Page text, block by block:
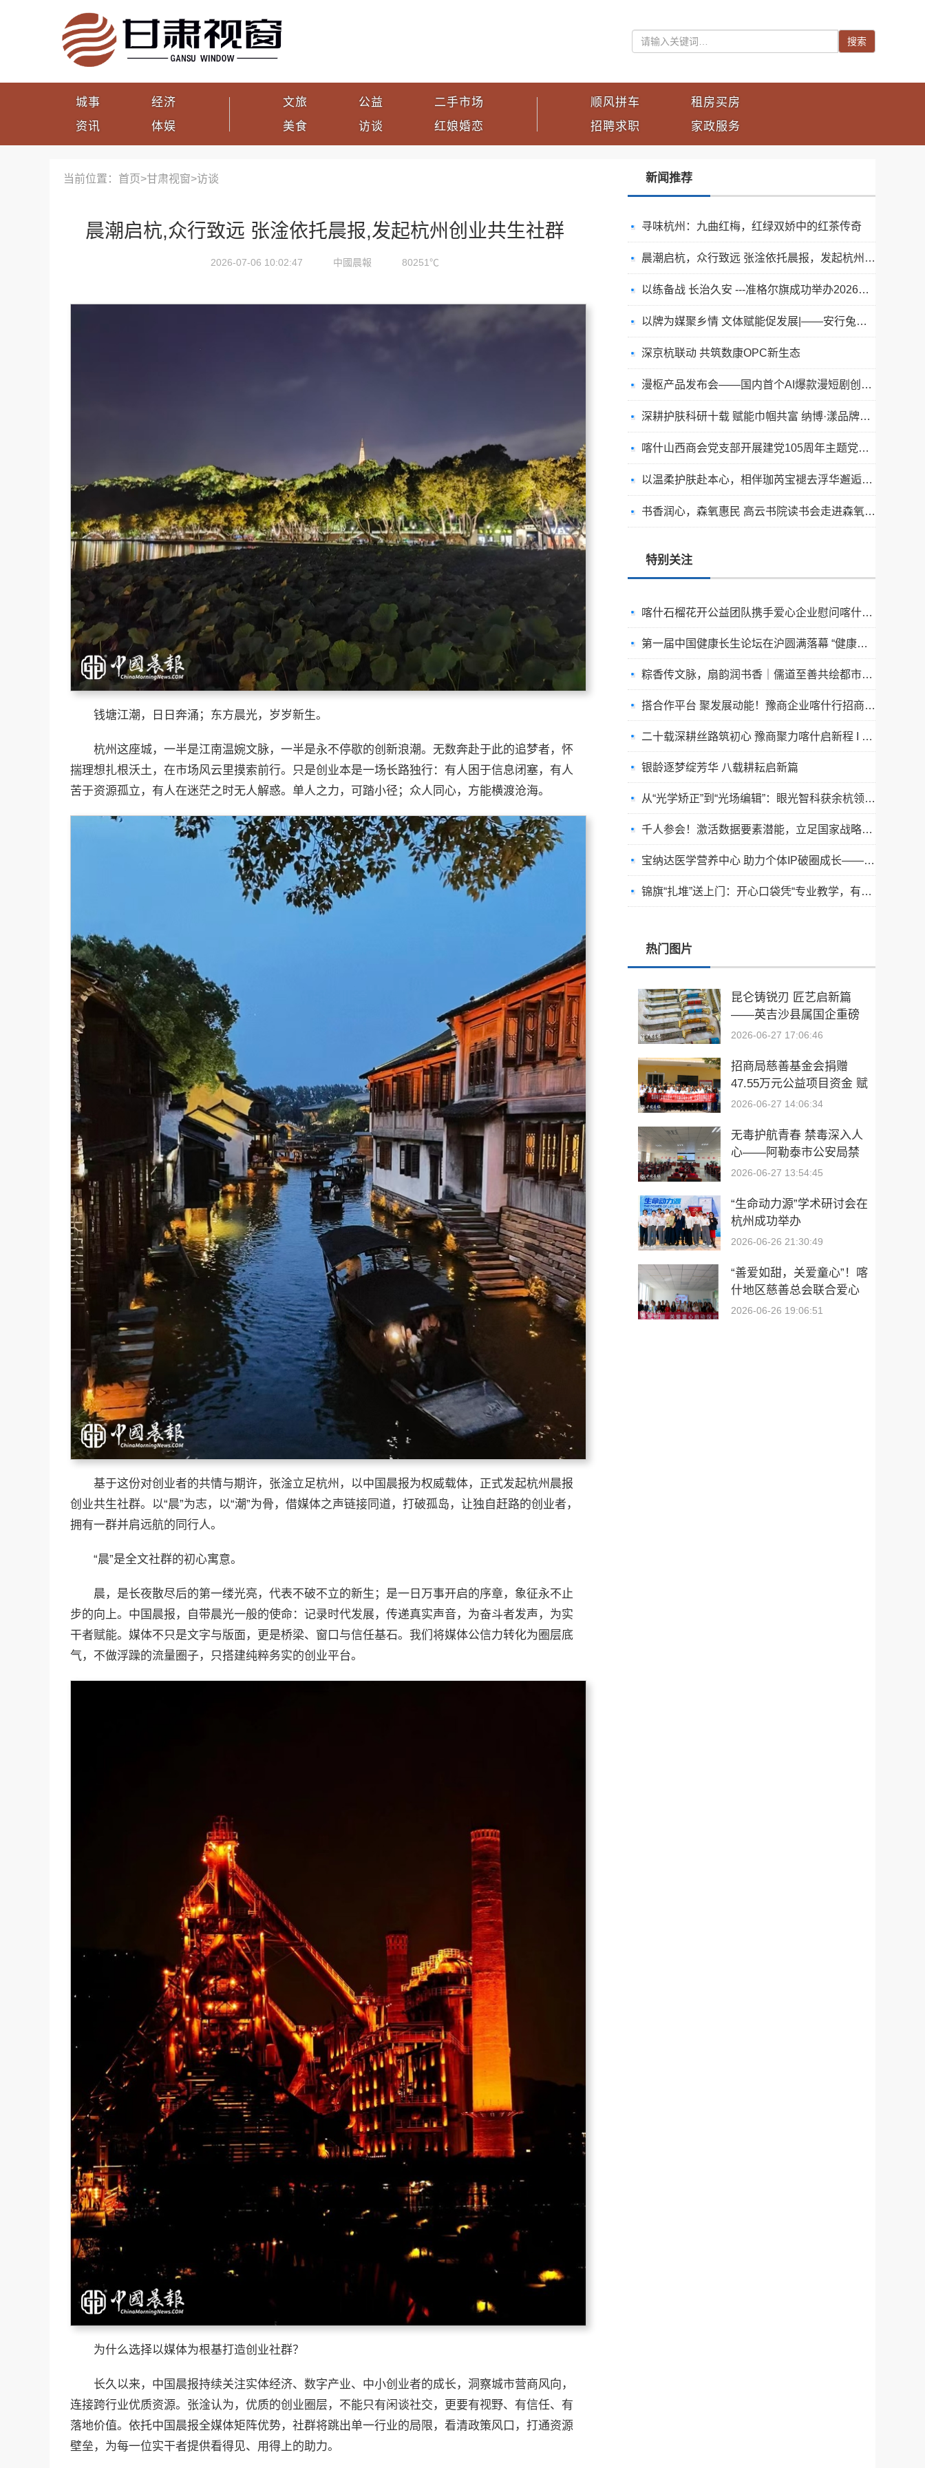
搜索
城事
资讯
经济
体娱
文旅
美食
公益
访谈
二手市场
红娘婚恋
顺风拼车
招聘求职
租房买房
家政服务
当前位置：首页>甘肃视窗>访谈
晨潮启杭,众行致远 张淦依托晨报,发起杭州创业共生社群
2026-07-06 10:02:47 中國晨報 80251℃
钱塘江潮，日日奔涌；东方晨光，岁岁新生。
杭州这座城，一半是江南温婉文脉，一半是永不停歇的创新浪潮。无数奔赴于此的追梦者，怀
揣理想扎根沃土，在市场风云里摸索前行。只是创业本是一场长路独行：有人困于信息闭塞，有人
苦于资源孤立，有人在迷茫之时无人解惑。单人之力，可踏小径；众人同心，方能横渡沧海。
基于这份对创业者的共情与期许，张淦立足杭州，以中国晨报为权威载体，正式发起杭州晨报
创业共生社群。以“晨”为志，以“潮”为骨，借媒体之声链接同道，打破孤岛，让独自赶路的创业者，
拥有一群并肩远航的同行人。
“晨”是全文社群的初心寓意。
晨，是长夜散尽后的第一缕光亮，代表不破不立的新生；是一日万事开启的序章，象征永不止
步的向上。中国晨报，自带晨光一般的使命：记录时代发展，传递真实声音，为奋斗者发声，为实
干者赋能。媒体不只是文字与版面，更是桥梁、窗口与信任基石。我们将媒体公信力转化为圈层底
气，不做浮躁的流量圈子，只搭建纯粹务实的创业平台。
为什么选择以媒体为根基打造创业社群？
长久以来，中国晨报持续关注实体经济、数字产业、中小创业者的成长，洞察城市营商风向，
连接跨行业优质资源。张淦认为，优质的创业圈层，不能只有闲谈社交，更要有视野、有信任、有
落地价值。依托中国晨报全媒体矩阵优势，社群将跳出单一行业的局限，看清政策风口，打通资源
壁垒，为每一位实干者提供看得见、用得上的助力。
新闻推荐
寻味杭州：九曲红梅，红绿双娇中的红茶传奇
晨潮启杭，众行致远 张淦依托晨报，发起杭州创业共生社群
以练备战 长治久安 ---准格尔旗成功举办2026年度煤矿瓦斯爆炸事故专项应急预案演练
以牌为媒聚乡情 文体赋能促发展|——安行兔文旅承办“德沃克杯”万商掼通掼牌联谊赛圆满成功
深京杭联动 共筑数康OPC新生态
漫枢产品发布会——国内首个AI爆款漫短剧创作平台发布
深耕护肤科研十载 赋能巾帼共富 纳博·漾品牌峰会在杭州举办 开辟国货美妆公益发展新路径
喀什山西商会党支部开展建党105周年主题党日活动
以温柔护肤赴本心，相伴珈芮宝褪去浮华邂逅纯粹真我
书香润心，森氧惠民 高云书院读书会走进森氧优选
特别关注
西安入选汽车流通消费改革试点城市名单
传承中医国粹 妙愈偏瘫顽疾I 喀什市团结医院中医馆助偏瘫患者重获行走能力
喀什石榴花开公益团队携手爱心企业慰问喀什地区体育运动学校篮球队运动健儿
第一届中国健康长生论坛在沪圆满落幕 “健康百岁计划”正式启动
二十载深耕丝路筑初心 豫商聚力喀什启新程 I 喀什河南商会举办二十周年庆典文艺晚会
银龄逐梦绽芳华 八载耕耘启新篇
千人参会！激活数据要素潜能，立足国家战略推进数实融合｜数据要素价值化与产业创新大会成功举办
锦旗“扎堆”送上门：开心口袋凭“专业教学，有爱陪伴”赢家长口碑
大爱助赛事！喀什山西商会助力“同心杯”疆超联赛精彩开赛
热门图片
昆仑铸锐刃 匠艺启新篇
——英吉沙县属国企重磅
推出凯锐者·昆仑初鉴非遗
2026-06-27 17:06:46
招商局慈善基金会捐赠
47.55万元公益项目资金 赋
能喀什市艾格日亚村乡村
2026-06-27 14:06:34
无毒护航青春 禁毒深入人
心——阿勒泰市公安局禁
毒大队开展“6·26”国际禁毒
2026-06-27 13:54:45
“生命动力源”学术研讨会在
杭州成功举办
2026-06-26 21:30:49
“善爱如甜，关爱童心”！喀
什地区慈善总会联合爱心
单位赴疏附县儿童福利院
2026-06-26 19:06:51